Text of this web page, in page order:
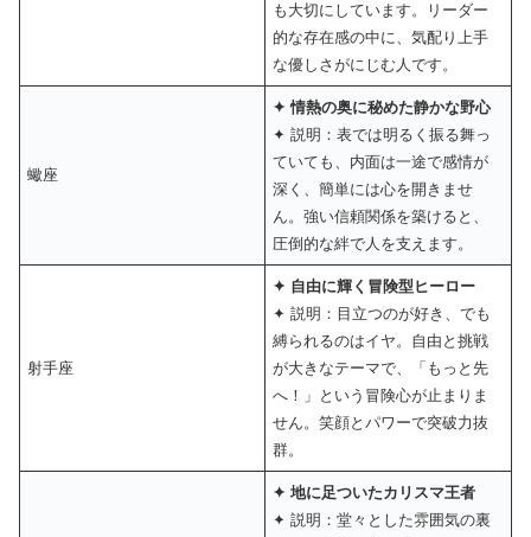
も大切にしています。リーダー
的な存在感の中に、気配り上手
な優しさがにじむ人です。
蠍座
✦ 情熱の奥に秘めた静かな野心
✦ 説明：表では明るく振る舞っ
ていても、内面は一途で感情が
深く、簡単には心を開きませ
ん。強い信頼関係を築けると、
圧倒的な絆で人を支えます。
射手座
✦ 自由に輝く冒険型ヒーロー
✦ 説明：目立つのが好き、でも
縛られるのはイヤ。自由と挑戦
が大きなテーマで、「もっと先
へ！」という冒険心が止まりま
せん。笑顔とパワーで突破力抜
群。
✦ 地に足ついたカリスマ王者
✦ 説明：堂々とした雰囲気の裏